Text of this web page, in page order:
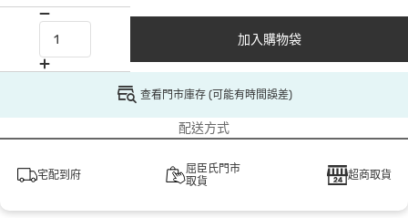
加入購物袋
查看門市庫存 (可能有時間誤差)
配送方式
宅配到府
屈臣氏門市
取貨
超商取貨